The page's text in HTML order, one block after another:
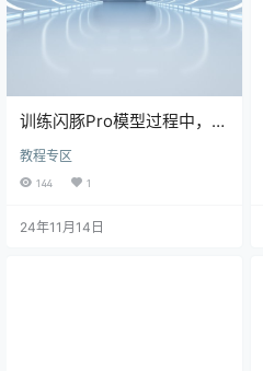
训练闪豚Pro模型过程中，数
据集的数量和学习率的关系
教程专区
144 1
24年11月14日